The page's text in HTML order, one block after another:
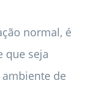
normal, é
que seja
de